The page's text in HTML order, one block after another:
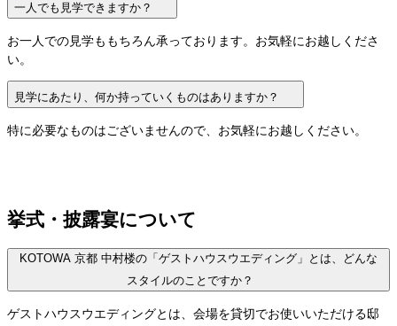
一人でも見学できますか？
お一人での見学ももちろん承っております。お気軽にお越しくださ
い。
見学にあたり、何か持っていくものはありますか？
特に必要なものはございませんので、お気軽にお越しください。
挙式・披露宴について
KOTOWA 京都 中村楼の「ゲストハウスウエディング」とは、どんな
スタイルのことですか？
ゲストハウスウエディングとは、会場を貸切でお使いいただける邸